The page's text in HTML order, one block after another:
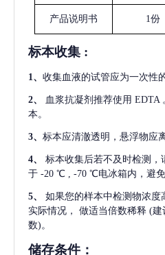
产品说明书 1份
标本收集 :
1 、 收集血液的试管应为一次性
2、 血浆抗凝剂推荐使用 EDTA
本。
3、 标本应清澈透明，悬浮物应
4、
标本收集后若不及时检测
于 -20 ℃ , -70 ℃电冰箱内，避免
5、
如果您的样本中检测物浓
实际情况，
做适当倍数稀释 (建
数)。
储存条件：